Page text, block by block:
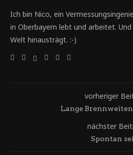
Ich bin Nico, ein
in Oberbayern lebt und arbeitet.
Welt hinausträgt. :-)
vorheriger
Lange
nächster
Spontan